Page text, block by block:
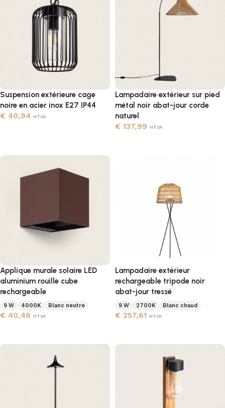
Suspension extérieure cage
noire en acier inox E27 IP44
€ 40,94 HTVA
Lampadaire extérieur sur pied
métal noir abat-jour corde
naturel
€ 137,99 HTVA
Applique murale solaire LED
aluminium rouille cube
rechargeable
9 W 4000K Blanc neutre
€ 40,46 HTVA
Lampadaire extérieur
rechargeable tripode noir
abat-jour tressé
9 W 2700K Blanc chaud
€ 257,61 HTVA